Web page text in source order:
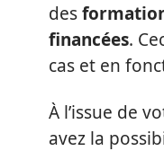
des
financées.
cas et en
À l’issue de
avez la